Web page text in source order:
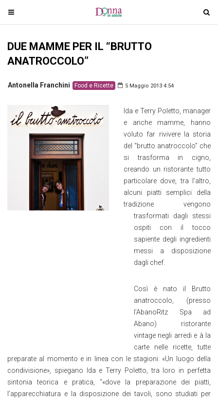
T
o
g
l
n
T
o
i
DUE MAMME PER IL “BRUTTO
ANATROCCOLO”
Antonella Franchini Food e Ricette 5 Maggio 2013 4:54
Ida e Terry Poletto, manager
e anche mamme, hanno
voluto far rivivere la storia
del “brutto anatroccolo” che
si trasforma in cigno,
creando un ristorante tutto
particolare dove, tra l’altro,
alcuni piatti semplici della
tradizione vengono
trasformati dagli stessi
ospiti con il tocco
sapiente degli ingredienti
messi a disposizione
dagli chef.
Così è nato il Brutto
anatroccolo, (presso
l’AbanoRitz Spa ad
Abano) ristorante
vintage negli arredi e à la
carte nelle ricette, tutte
preparate al momento e in linea con le stagioni. «Un luogo della
condivisione», spiegano Ida e Terry Poletto, tra loro in perfetta
sintonia teorica e pratica, “«dove la preparazione dei piatti,
l’apparecchiatura e la disposizione dei tavoli, sono studiati per